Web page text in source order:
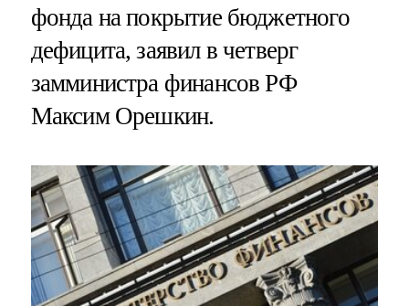
фонда на покрытие бюджетного
дефицита, заявил в четверг
замминистра финансов РФ
Максим Орешкин.